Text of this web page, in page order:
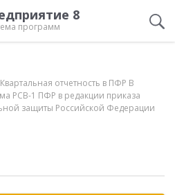
8
программ
отчетность в ПФР В
РСВ-1 ПФР в редакции приказа
защиты Российской Федерации